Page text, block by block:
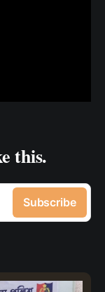
this.
Subscribe